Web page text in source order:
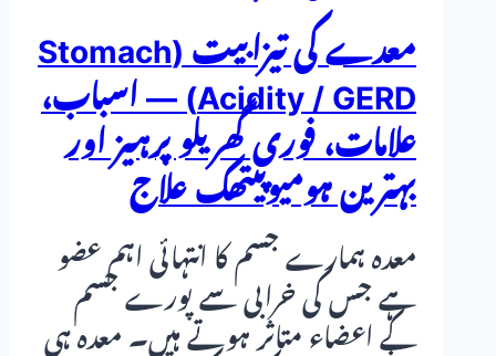
معدے کی تیزابیت (Stomach
Acidity / GERD) — اسباب،
علامات، فوری گھریلو پرہیز اور
بہترین ہومیوپیتھک علاج
معدہ ہمارے جسم کا انتہائی اہم عضو
ہے جس کی خرابی سے پورے جسم
کے اعضاء متاثر ہوتے ہیں۔ معدہ ہی